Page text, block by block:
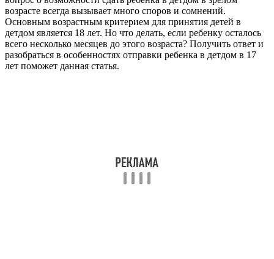
возрасте всегда вызывает много споров и сомнений.
Основным возрастным критерием для принятия детей в
детдом является 18 лет. Но что делать, если ребенку осталось
всего несколько месяцев до этого возраста? Получить ответ и
разобраться в особенностях отправки ребенка в детдом в 17
лет поможет данная статья.